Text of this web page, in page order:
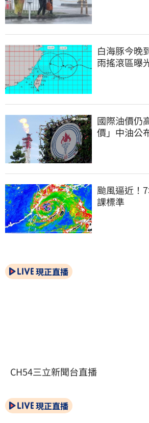
白海豚今晚
雨搖滾區曝
國際油價仍
價」中油公
颱風逼近！
課標準
現正直播
CH54三立新聞台直播
現正直播